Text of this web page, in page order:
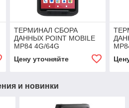
ТЕРМИНАЛ СБОРА
ДАННЫХ POINT MOBILE
MP84 4G/64G
Цену уточняйте
и новинки